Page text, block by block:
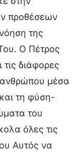
προθέσεων
της
Ο Πέτρος
διάφορες
ανθρώπου μέσα
τη φύση-
του
όλες τις
Αυτός να